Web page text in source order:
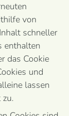
von
schneller
enthalten
das Cookie
und
lassen